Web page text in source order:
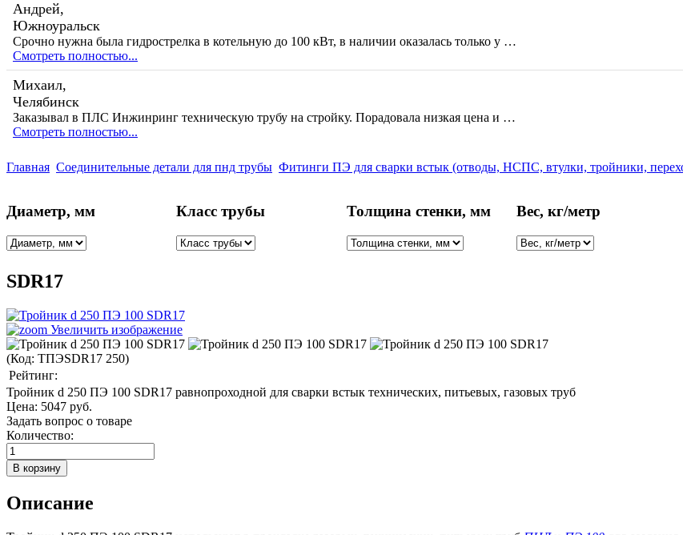
Андрей,
Южноуральск
Срочно нужна была гидрострелка в котельную до 100 кВт, в наличии оказалась только у …
Смотреть полностью...
Михаил,
Челябинск
Заказывал в ПЛС Инжинринг техническую трубу на стройку. Порадовала низкая цена и …
Смотреть полностью...
Главная Соединительные детали для пнд трубы Фитинги ПЭ для сварки встык (отводы, НСПС, втулки, тройники,
Диаметр, мм Класс трубы Толщина стенки, мм Вес, кг/метр
SDR17
Увеличить изображение
(Код: ТПЭSDR17 250)
Рейтинг:
Тройник d 250 ПЭ 100 SDR17 равнопроходной для сварки встык технических, питьевых, газовых труб
Цена: 5047 руб.
Задать вопрос о товаре
Количество:
Описание